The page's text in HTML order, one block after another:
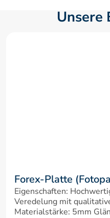
Unsere
Forex-Platte
Eigenschaften:
Veredelung mit
Materialstärke: 5mm